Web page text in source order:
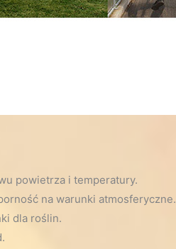
powietrza i temperatury.
na warunki atmosferyczne.
dla roślin.